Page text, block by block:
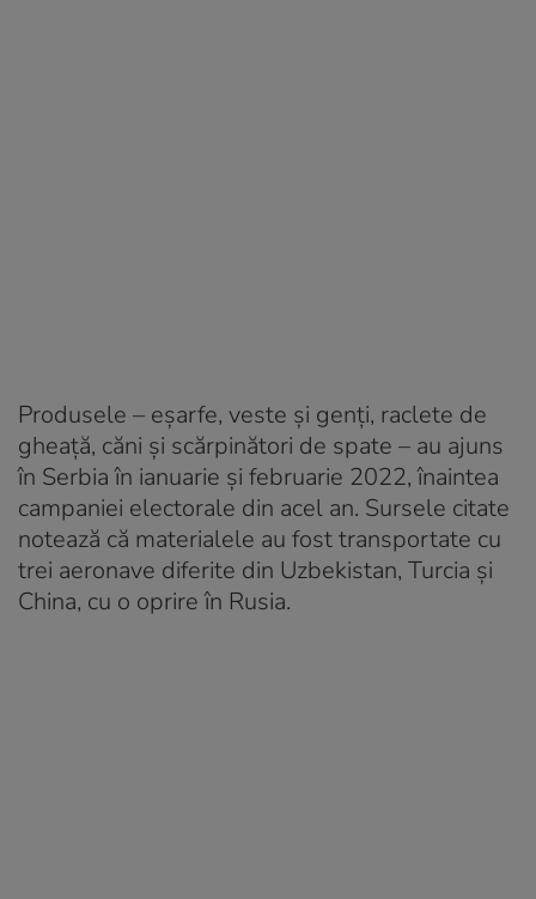
Produsele – eșarfe, veste și genți, raclete de
gheață, căni și scărpinători de spate – au ajuns
în Serbia în ianuarie și februarie 2022, înaintea
campaniei electorale din acel an. Sursele citate
notează că materialele au fost transportate cu
trei aeronave diferite din Uzbekistan, Turcia și
China, cu o oprire în Rusia.